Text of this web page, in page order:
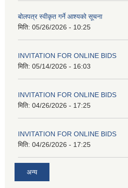
बोलपत्र स्वीकृत गर्ने आश्यको सूचना
मिति: 05/26/2026 - 10:25
INVITATION FOR ONLINE BIDS
मिति: 05/14/2026 - 16:03
INVITATION FOR ONLINE BIDS
मिति: 04/26/2026 - 17:25
INVITATION FOR ONLINE BIDS
मिति: 04/26/2026 - 17:25
अन्य